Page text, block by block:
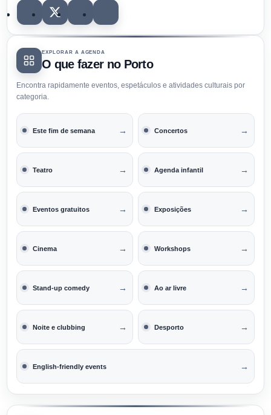
EXPLORAR A AGENDA
O que fazer no Porto
Encontra rapidamente eventos, espetáculos e atividades culturais por
categoria.
Este fim de semana → Concertos →
Teatro → Agenda infantil →
Eventos gratuitos → Exposições →
Cinema → Workshops →
Stand-up comedy → Ao ar livre →
Noite e clubbing → Desporto →
English-friendly events →